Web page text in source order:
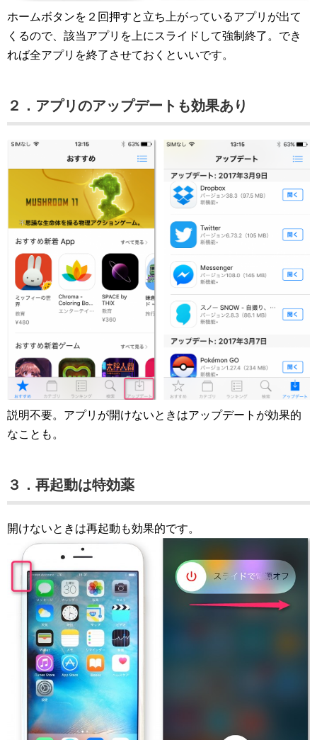
ホームボタンを２回押すと立ち上がっているアプリが出て
くるので、該当アプリを上にスライドして強制終了。でき
れば全アプリを終了させておくといいです。
２．アプリのアップデートも効果あり
説明不要。アプリが開けないときはアップデートが効果的
なことも。
３．再起動は特効薬
開けないときは再起動も効果的です。